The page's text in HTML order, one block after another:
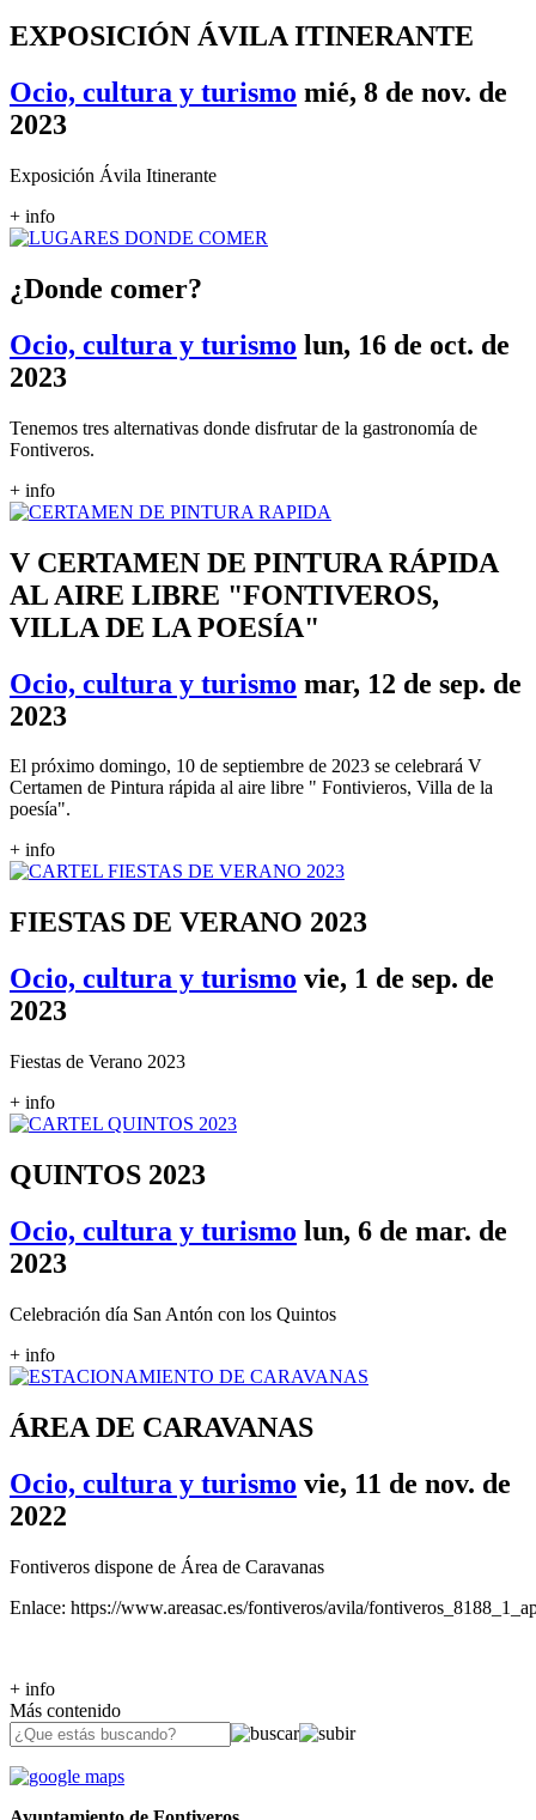
EXPOSICIÓN ÁVILA ITINERANTE
Ocio, cultura y turismo mié, 8 de nov. de
2023
Exposición Ávila Itinerante
+ info
¿Donde comer?
Ocio, cultura y turismo lun, 16 de oct. de
2023
Tenemos tres alternativas donde disfrutar de la gastronomía de
Fontiveros.
+ info
V CERTAMEN DE PINTURA RÁPIDA
AL AIRE LIBRE "FONTIVEROS,
VILLA DE LA POESÍA"
Ocio, cultura y turismo mar, 12 de sep. de
2023
El próximo domingo, 10 de septiembre de 2023 se celebrará V
Certamen de Pintura rápida al aire libre " Fontivieros, Villa de la
poesía".
+ info
FIESTAS DE VERANO 2023
Ocio, cultura y turismo vie, 1 de sep. de
2023
Fiestas de Verano 2023
+ info
QUINTOS 2023
Ocio, cultura y turismo lun, 6 de mar. de
2023
Celebración día San Antón con los Quintos
+ info
ÁREA DE CARAVANAS
Ocio, cultura y turismo vie, 11 de nov. de
2022
Fontiveros dispone de Área de Caravanas
Enlace: https://www.areasac.es/fontiveros/avila/
+ info
Más contenido